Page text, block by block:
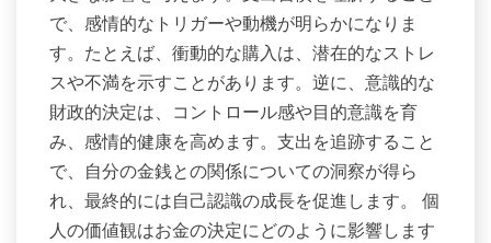
で、感情的なトリガーや動機が明らかになりま
す。たとえば、衝動的な購入は、潜在的なストレ
スや不満を示すことがあります。逆に、意識的な
財政的決定は、コントロール感や目的意識を育
み、感情的健康を高めます。支出を追跡すること
で、自分の金銭との関係についての洞察が得ら
れ、最終的には自己認識の成長を促進します。 個
人の価値観はお金の決定にどのように影響します